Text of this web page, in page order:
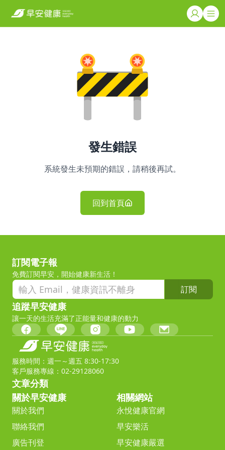
發生錯誤
系統發生未預期的錯誤，請稍後再試。
回到首頁
訂閱電子報
免費訂閱早安，開始健康新生活！
訂閱
追蹤早安健康
讓一天的生活充滿了正能量和健康的動力
服務時間：週一～週五 8:30-17:30
客戶服務專線：02-29128060
文章分類
關於早安健康
關於我們
聯絡我們
廣告刊登
相關網站
永悅健康官網
早安樂活
早安健康嚴選